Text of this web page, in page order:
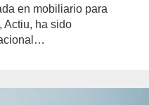
en mobiliario para
Actiu, ha sido